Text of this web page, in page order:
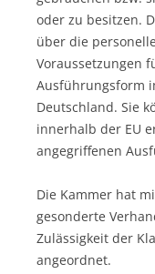
oder zu besitzen.
über die
Voraussetzungen
Ausführungsform
Deutschland. Sie
innerhalb der EU
angegriffenen
Die Kammer hat
gesonderte
Zulässigkeit der
angeordnet.